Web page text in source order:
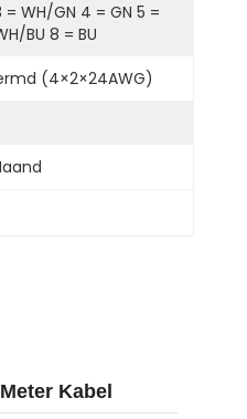
= WH/GN 4 = GN 5 =
BU 8 = BU
(4×2×24AWG)
Kabel